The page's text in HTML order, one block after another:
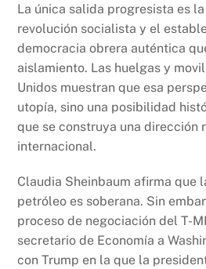
La única salida progresista es
revolución socialista y el
democracia obrera auténtica
aislamiento. Las huelgas y
Unidos muestran que esa
utopía, sino una posibilidad
que se construya una dirección
internacional.
Claudia Sheinbaum afirma que
petróleo es soberana. Sin
proceso de negociación del T-
secretario de Economía a
con Trump en la que la